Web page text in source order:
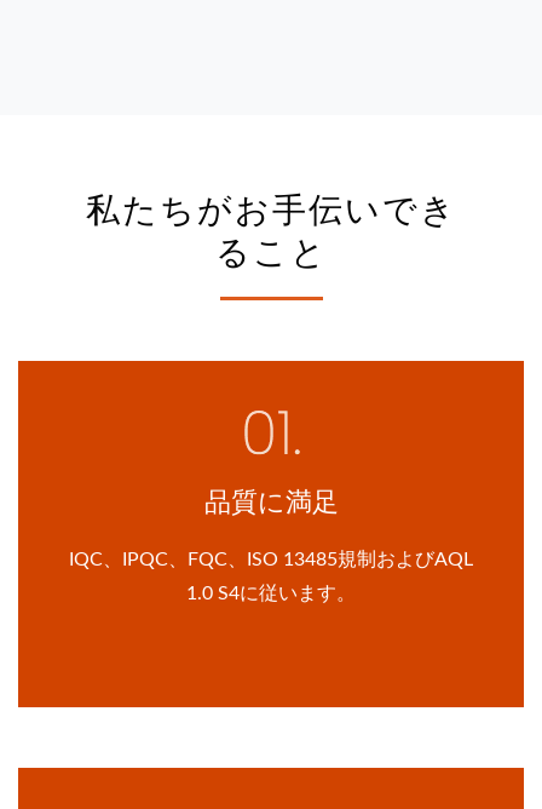
私たちがお手伝いでき
ること
品質に満足
IQC、IPQC、FQC、ISO 13485規制およびAQL
1.0 S4に従います。